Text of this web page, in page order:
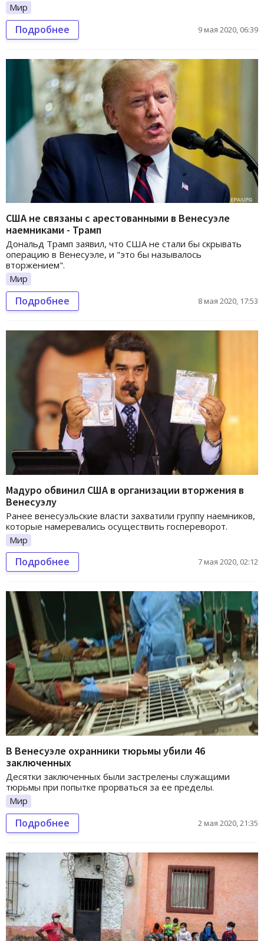
Мир
Подробнее 9 мая 2020, 06:39
США не связаны с арестованными в Венесуэле
наемниками - Трамп
Дональд Трамп заявил, что США не стали бы скрывать
операцию в Венесуэле, и "это бы называлось
вторжением".
Мир
Подробнее 8 мая 2020, 17:53
Мадуро обвинил США в организации вторжения в
Венесуэлу
Ранее венесуэльские власти захватили группу наемников,
которые намеревались осуществить госпереворот.
Мир
Подробнее 7 мая 2020, 02:12
В Венесуэле охранники тюрьмы убили 46
заключенных
Десятки заключенных были застрелены служащими
тюрьмы при попытке прорваться за ее пределы.
Мир
Подробнее 2 мая 2020, 21:35